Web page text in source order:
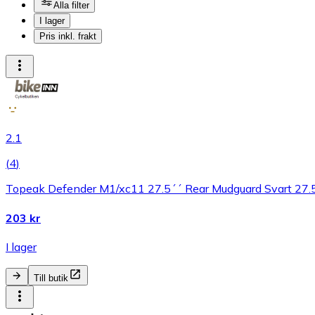
Alla filter
I lager
Pris inkl. frakt
2.1
(4)
Topeak Defender M1/xc11 27.5´´ Rear Mudguard Svart
203 kr
I lager
Till butik